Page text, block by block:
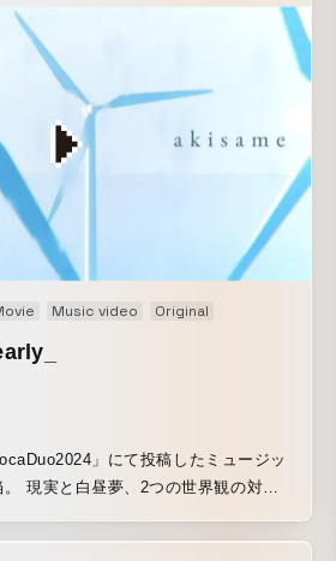
ときの展開としてのコントラストが違
カットづくりを目指しました。 細かい
動きではなく、雑多なエフェクトの
バリエーションにサブカルチャーイ
イラストの作成をしました。
Music video Original
」にて投稿したミュージッ
現実と白昼夢、2つの世界観の対比
音と映像の同期性と相乗効果を極限